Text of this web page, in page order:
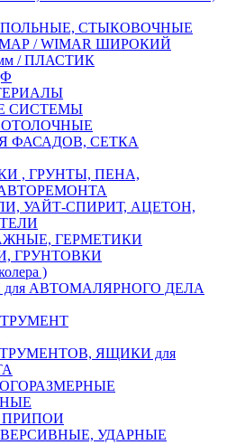
СТЫКОВОЧНЫЕ
/ WIMAR ШИРОКИЙ
/ ПЛАСТИК
СИСТЕМЫ
ФАСАДОВ, СЕТКА
, ГРУНТЫ, ПЕНА,
УАЙТ-СПИРИТ, АЦЕТОН,
ГЕРМЕТИКИ
ГРУНТОВКИ
)
АВТОМАЛЯРНОГО ДЕЛА
ЯЩИКИ для
УДАРНЫЕ